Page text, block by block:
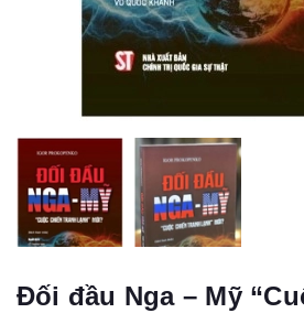
Đối đầu Nga – Mỹ